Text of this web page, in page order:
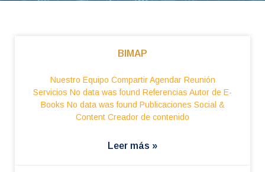
BIMAP
Nuestro Equipo Compartir Agendar Reunión
Servicios No data was found Referencias Autor de E-
Books No data was found Publicaciones Social &
Content Creador de contenido
Leer más »